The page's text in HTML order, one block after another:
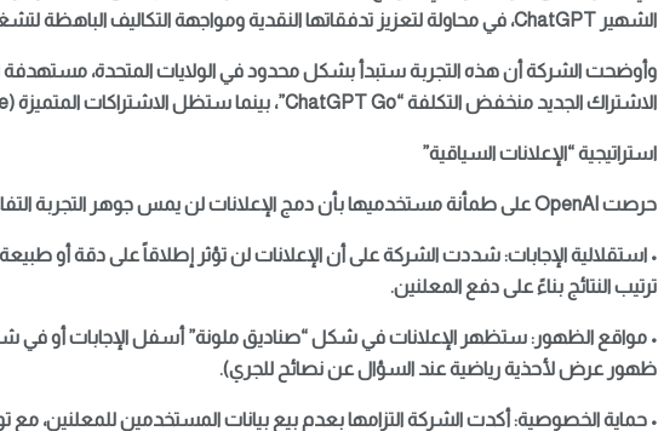
الشهير ChatGPT، في محاولة لتعزيز تدفقاتها النقدية ومواجهة التكاليف الباهظة لتشغيل وتطوير النماذج المتقدمة.
وأوضحت الشركة أن هذه التجربة ستبدأ بشكل محدود في الولايات المتحدة، مستهدفة
الاشتراك الجديد منخفض التكلفة “ChatGPT Go”، بينما ستظل الاشتراكات المتميزة (Plus, Pro, Enterprise) خالية تماماً من الإعلانات.
استراتيجية “الإعلانات السياقية”
حرصت OpenAI على طمأنة مستخدميها بأن دمج الإعلانات لن يمس جوهر التجربة التفاعلية، وحددت ملامح خطتها في النقاط التالية:
• استقلالية الإجابات: شددت الشركة على أن الإعلانات لن تؤثر إطلاقاً على دقة أو طبيعة
ترتيب النتائج بناءً على دفع المعلنين.
• مواقع الظهور: ستظهر الإعلانات في شكل “صناديق ملونة” أسفل الإجابات أو في
ظهور عرض لأحذية رياضية عند السؤال عن نصائح للجري).
• حماية الخصوصية: أكدت الشركة التزامها بعدم بيع بيانات المستخدمين للمعلنين، مع